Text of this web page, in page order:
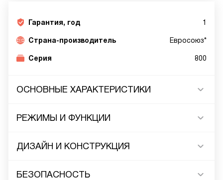
Гарантия, год 1
Страна-производитель Евросоюз*
Серия 800
ОСНОВНЫЕ ХАРАКТЕРИСТИКИ
РЕЖИМЫ И ФУНКЦИИ
ДИЗАЙН И КОНСТРУКЦИЯ
БЕЗОПАСНОСТЬ